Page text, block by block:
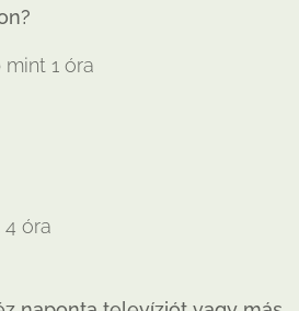
1 óra
4 óra